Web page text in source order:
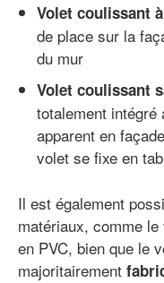
Volet coulissant
de place sur la
du mur
Volet coulissant
totalement intégré
apparent en
volet se fixe en
Il est également
matériaux, comme
en PVC, bien que le
majoritairement